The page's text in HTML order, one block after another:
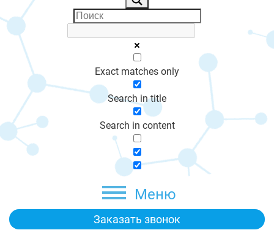
Exact matches only
Search in title
Search in content
Меню
Заказать звонок